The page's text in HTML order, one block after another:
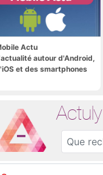
Actu
autour d'Android,
et des smartphones
Actuly